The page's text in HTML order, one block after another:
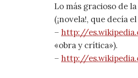
Lo más gracioso de
(¡novela!, que decía
– http://
«obra y crítica»).
– http://